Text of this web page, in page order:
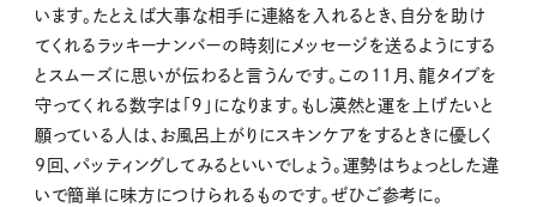
います。たとえば大事な相手に連絡を入れるとき、自分を助け
てくれるラッキーナンバーの時刻にメッセージを送るようにする
とスムーズに思いが伝わると言うんです。この11月、龍タイプを
守ってくれる数字は「９」になります。もし漠然と運を上げたいと
願っている人は、お風呂上がりにスキンケアをするときに優しく
9回、パッティングしてみるといいでしょう。運勢はちょっとした違
いで簡単に味方につけられるものです。ぜひご参考に。